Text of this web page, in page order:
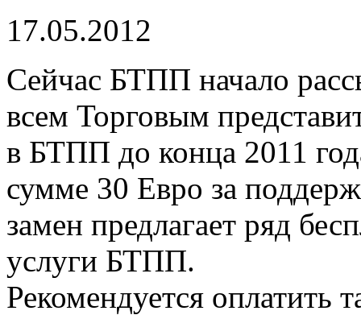
17.05.2012
Сейчас БТПП начало
всем Торговым
в БТПП до конца 2011
сумме 30 Евро за
замен предлагает ряд
услуги БТПП.
Рекомендуется оплатить